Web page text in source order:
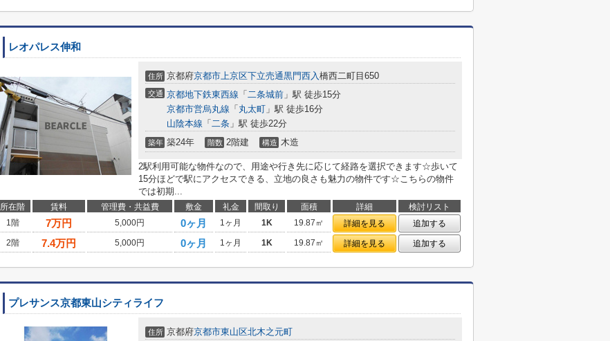
レオパレス伸和
住所 京都府京都市上京区下立売通黒門西入橋西二町目650
交通 京都地下鉄東西線 「 二条城前 」駅 徒歩15分
京都市営烏丸線 「 丸太町 」駅 徒歩16分
山陰本線 「 二条 」駅 徒歩22分
築年 築24年 階数 2階建 構造 木造
2駅利用可能な物件なので、用途や行き先に応じて経路を選択できます☆歩いて
15分ほどで駅にアクセスできる、立地の良さも魅力の物件です☆こちらの物件
では初期...
所在階 賃料 管理費・共益費 敷金 礼金 間取り 面積 詳細
検討リスト
1階
7万円 5,000円 0ヶ月 1ヶ月 1K 19.87㎡ 詳細を見る
追加する
2階
7.4万円 5,000円 0ヶ月 1ヶ月 1K 19.87㎡ 詳細を見る 追加する
プレサンス京都東山シティライフ
住所 京都府京都市東山区北木之元町